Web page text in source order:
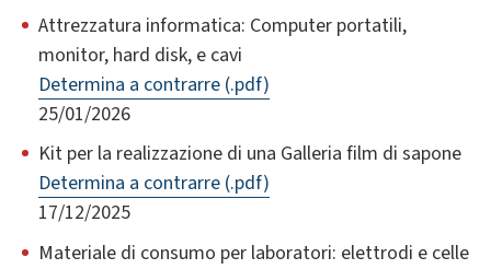
Attrezzatura informatica: Computer portatili,
monitor, hard disk, e cavi
Determina a contrarre (.pdf)
25/01/2026
Kit per la realizzazione di una Galleria film di sapone
Determina a contrarre (.pdf)
17/12/2025
Materiale di consumo per laboratori: elettrodi e celle